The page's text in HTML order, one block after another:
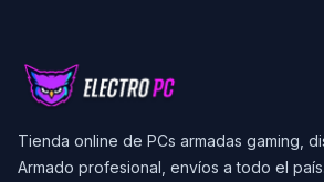
Tienda online de PCs armadas gaming,
Armado profesional, envíos a todo el